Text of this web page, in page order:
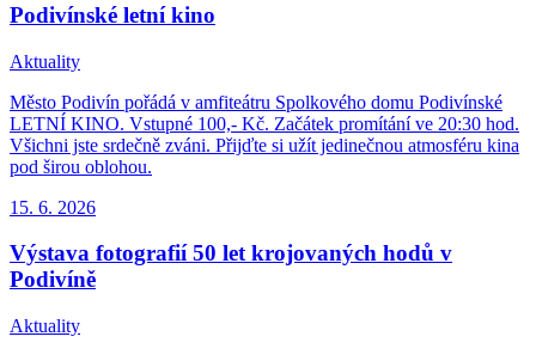
Podivínské letní kino
Aktuality
Město Podivín pořádá v amfiteátru Spolkového domu Podivínské
LETNÍ KINO. Vstupné 100,- Kč. Začátek promítání ve 20:30 hod.
Všichni jste srdečně zváni. Přijďte si užít jedinečnou atmosféru kina
pod širou oblohou.
15. 6. 2026
Výstava fotografií 50 let krojovaných hodů v
Podivíně
Aktuality